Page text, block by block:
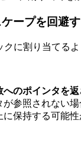
ープを回避
に割り当てるよ
へのポインタを
が参照されない
に保持する可能性